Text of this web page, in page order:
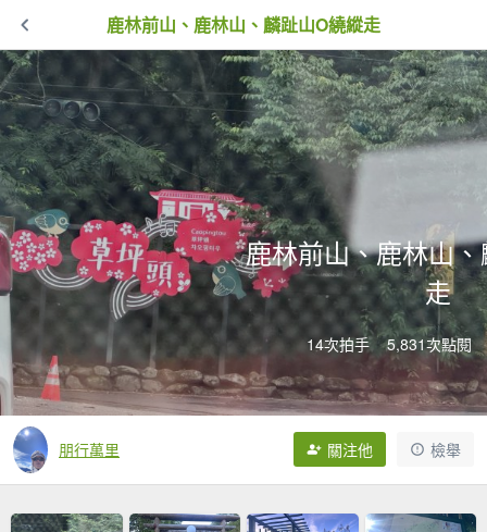
鹿林前山、鹿林山、麟趾山O繞縱走
鹿林前山、鹿林山
走
14次拍手 5,831次點閱
朋行萬里 關注他 檢舉